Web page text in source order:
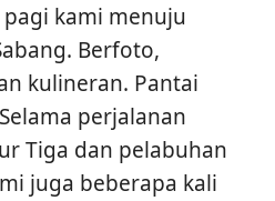
kami menuju
Berfoto,
kulineran. Pantai
perjalanan
Tiga dan pelabuhan
juga beberapa kali